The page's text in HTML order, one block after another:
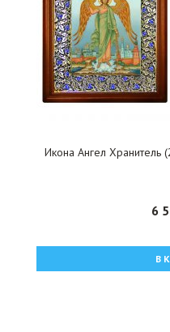
Икона Ангел Хранитель
6
В